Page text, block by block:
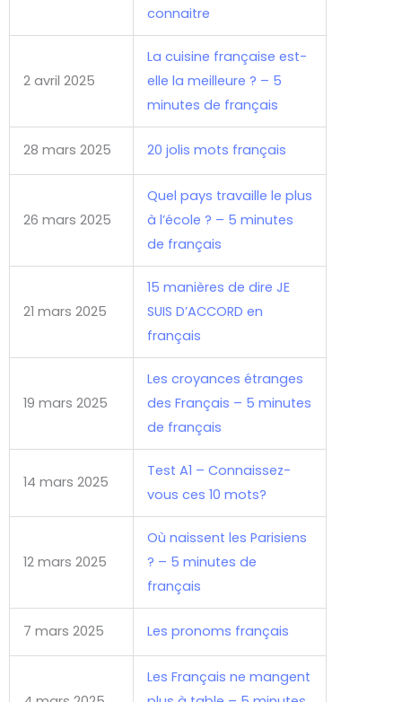
connaitre
2 avril 2025
La cuisine française est-
elle la meilleure ? – 5
minutes de français
28 mars 2025 20 jolis mots français
26 mars 2025
Quel pays travaille le plus
à l’école ? – 5 minutes
de français
21 mars 2025
15 manières de dire JE
SUIS D’ACCORD en
français
19 mars 2025
Les croyances étranges
des Français – 5 minutes
de français
14 mars 2025
Test A1 – Connaissez-
vous ces 10 mots?
12 mars 2025
Où naissent les Parisiens
? – 5 minutes de
français
7 mars 2025 Les pronoms français
Les Français ne mangent